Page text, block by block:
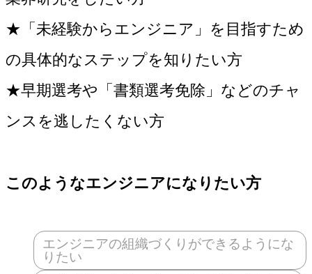
★「未経験からエンジニア」を目指すため
の具体的なステップを知りたい方
★早期選考や「書類選考免除」などのチャ
ンスを逃したくない方
このようなエンジニアになりたい方
エンジニアの組織づくりができるようにな
りたい